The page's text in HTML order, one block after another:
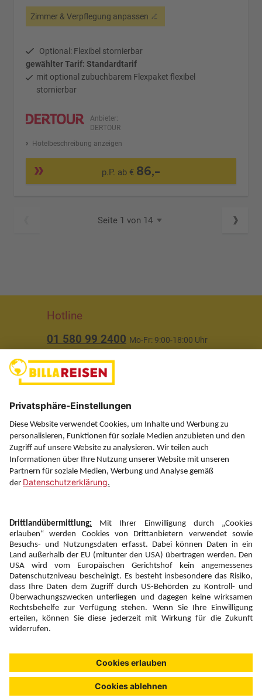
Zimmer & Verpflegung anpassen
Optional: Flexibel stornierbar
gewählter Tarif: Standardtarif
mit optional zubuchbarem Flexpaket flexibel
stornierbar
Anbieter:
DERTOUR
Hotelbeschreibung anzeigen
p.P. ab € 86,-
Seite 1 von 14
Hotline
01 580 99 2400 Mo-Fr: 9:00-18:00 Uhr
Über uns
Service
Information
Folgen Sie uns auf
Newsletter:
Anmelden
Fairness und
Unsere Inhalte: Standards und
Meldung
Copyright © 2026 DERTOUR Austria GmbH